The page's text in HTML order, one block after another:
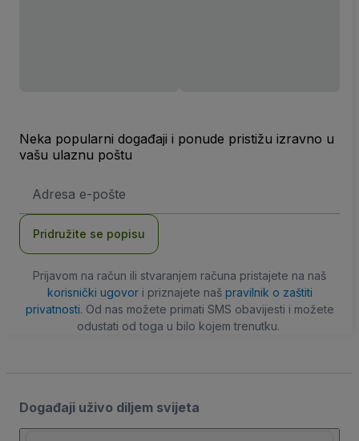
Neka popularni događaji i ponude pristižu izravno u
vašu ulaznu poštu
mail
Pridružite se popisu
Prijavom na račun ili stvaranjem računa pristajete na naš
korisnički ugovori priznajete naš pravilnik o zaštiti
privatnosti. Od nas možete primati SMS obavijesti i možete
odustati od toga u bilo kojem trenutku.
Događaji uživo diljem svijeta